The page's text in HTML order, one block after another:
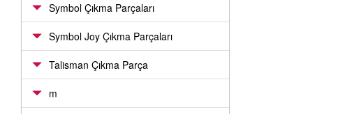
Symbol Çıkma Parçaları
Symbol Joy Çıkma Parçaları
Talisman Çıkma Parça
m